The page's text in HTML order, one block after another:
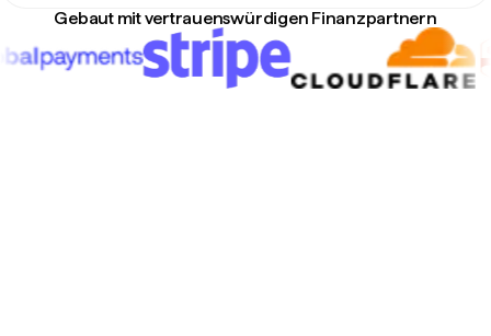
Gebaut mit vertrauenswürdigen Finanzpartnern